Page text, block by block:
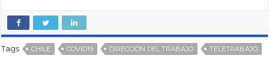
Tags CHILE COVID19 DIRECCIÓN DEL TRABAJO TELETRABAJO